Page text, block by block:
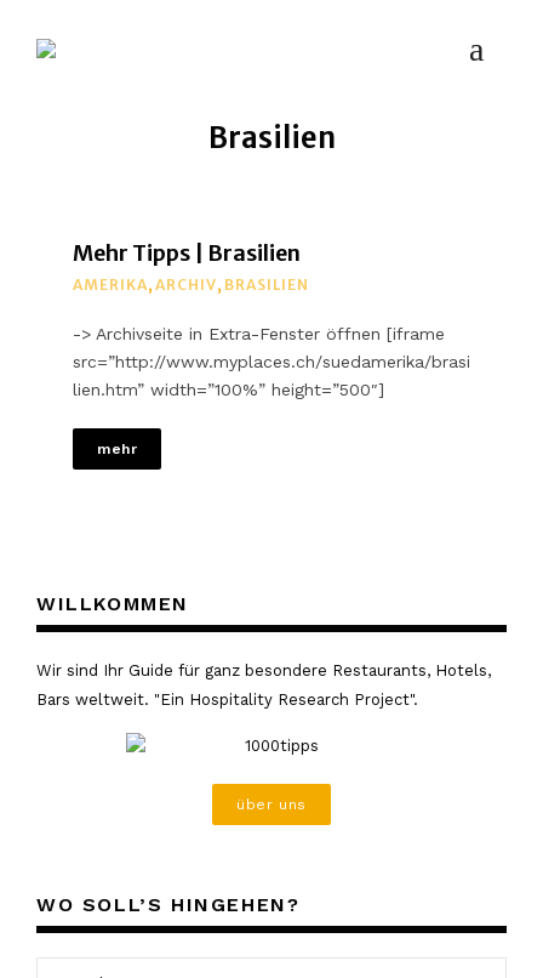
Brasilien
Mehr Tipps | Brasilien
AMERIKA, ARCHIV, BRASILIEN
-> Archivseite in Extra-Fenster öffnen [iframe
src=”http://www.myplaces.ch/suedamerika/brasi
lien.htm” width=”100%” height=”500″]
mehr
WILLKOMMEN
Wir sind Ihr Guide für ganz besondere Restaurants, Hotels,
Bars weltweit. "Ein Hospitality Research Project".
über uns
WO SOLL’S HINGEHEN?